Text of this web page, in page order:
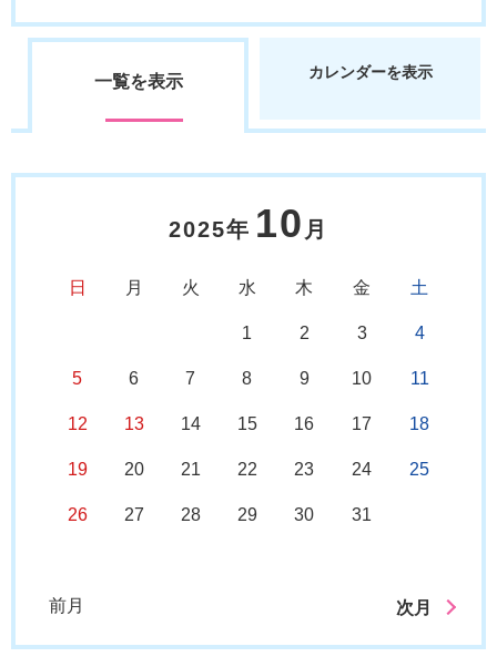
一覧を表示 カレンダーを表示
2025年 10 月
日 月 火 水 木 金 土
1 2 3 4
5 6 7 8 9 10 11
12 13 14 15 16 17 18
19 20 21 22 23 24 25
26 27 28 29 30 31
前月 次月